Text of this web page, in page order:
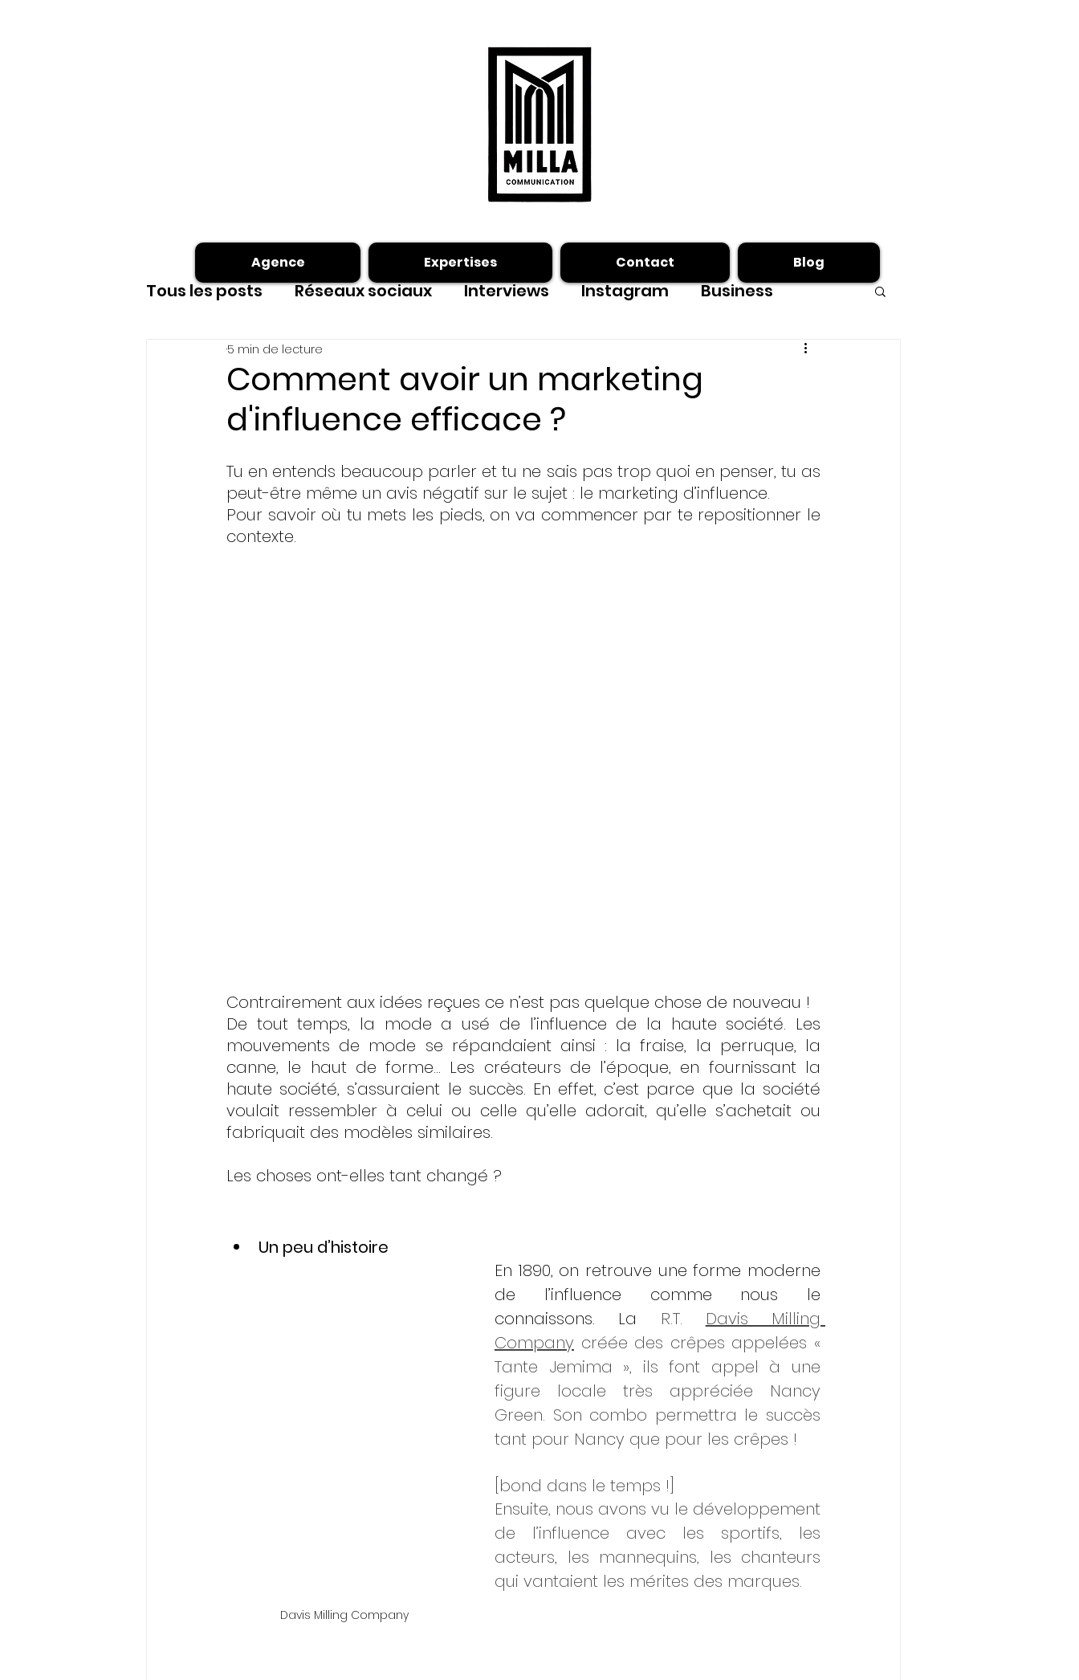
Tous les posts Réseaux sociaux Interviews Instagram Business
Site internet shooting photo
Initiatives & Engagements
Comment avoir un marketing
d'influence efficace ?
5 min de lecture
Tu en entends beaucoup parler et tu ne sais pas trop quoi en penser, tu as
peut-être même un avis négatif sur le sujet : le marketing d’influence.
Pour savoir où tu mets les pieds, on va commencer par te repositionner le
contexte.
Contrairement aux idées reçues ce n’est pas quelque chose de nouveau !
De tout temps, la mode a usé de l’influence de la haute société. Les
mouvements de mode se répandaient ainsi : la fraise, la perruque, la
canne, le haut de forme... Les créateurs de l’époque, en fournissant la
haute société, s’assuraient le succès. En effet, c’est parce que la société
voulait ressembler à celui ou celle qu’elle adorait, qu’elle s’achetait ou
fabriquait des modèles similaires.
Les choses ont-elles tant changé ?
Un peu d’histoire
Davis Milling Company
En 1890, on retrouve une forme moderne
de l’influence comme nous le
connaissons. La R.T. Davis Milling
Company créée des crêpes appelées «
Tante Jemima », ils font appel à une
figure locale très appréciée Nancy
Green. Son combo permettra le succès
tant pour Nancy que pour les crêpes !
[bond dans le temps !]
Ensuite, nous avons vu le développement
de l’influence avec les sportifs, les
acteurs, les mannequins, les chanteurs
qui vantaient les mérites des marques.
Agence Expertises Contact Blog